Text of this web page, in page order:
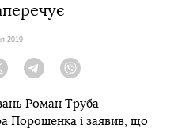
2019
Twitter Telegram
Роман Труба
Порошенка і заявив, що